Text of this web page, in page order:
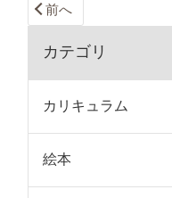
前へ
カテゴリ
カリキュラム
絵本